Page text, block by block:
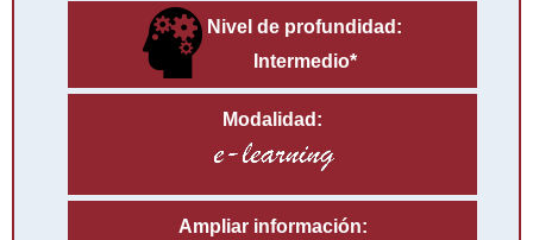
Nivel de profundidad:
Intermedio*
Modalidad:
Ampliar información: